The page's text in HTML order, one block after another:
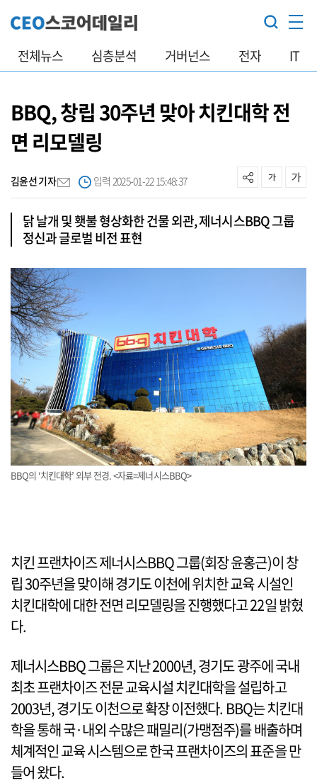
전체뉴스 심층분석 거버넌스 전자 IT
BBQ, 창립 30주년 맞아 치킨대학 전
면 리모델링
김윤선 기자 입력 2025-01-22 15:48:37
닭 날개 및 횃불 형상화한 건물 외관, 제너시스BBQ 그룹
정신과 글로벌 비전 표현
BBQ의 ‘치킨대학’ 외부 전경. <자료=제너시스BBQ>
치킨 프랜차이즈 제너시스BBQ 그룹(회장 윤홍근)이 창
립 30주년을 맞이해 경기도 이천에 위치한 교육 시설인
치킨대학에 대한 전면 리모델링을 진행했다고 22일 밝혔
다.
제너시스BBQ 그룹은 지난 2000년, 경기도 광주에 국내
최초 프랜차이즈 전문 교육시설 치킨대학을 설립하고
2003년, 경기도 이천으로 확장 이전했다. BBQ는 치킨대
학을 통해 국·내외 수많은 패밀리(가맹점주)를 배출하며
체계적인 교육 시스템으로 한국 프랜차이즈의 표준을 만
들어 왔다.